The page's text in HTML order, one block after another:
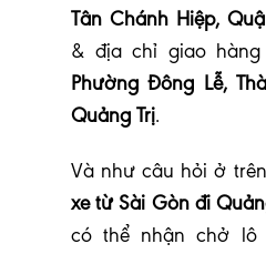
Tân Chánh Hiệp,
& địa chỉ giao
Phường Đông Lễ,
Quảng Trị.
Và như câu hỏi ở
xe từ Sài Gòn đi
có thể nhận chở lô